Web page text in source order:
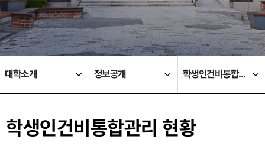
대학소개 정보공개 학생인건비통합관리 현황
학생인건비통합관리 현황